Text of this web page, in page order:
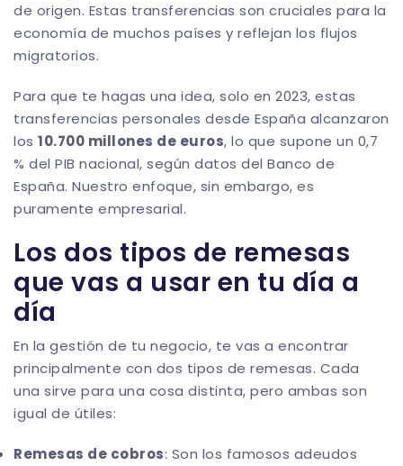
de origen. Estas transferencias son cruciales para la
economía de muchos países y reflejan los flujos
migratorios.
Para que te hagas una idea, solo en 2023, estas
transferencias personales desde España alcanzaron
los 10.700 millones de euros, lo que supone un 0,7
% del PIB nacional, según datos del Banco de
España. Nuestro enfoque, sin embargo, es
puramente empresarial.
Los dos tipos de remesas
que vas a usar en tu día a
día
En la gestión de tu negocio, te vas a encontrar
principalmente con dos tipos de remesas. Cada
una sirve para una cosa distinta, pero ambas son
igual de útiles:
Remesas de cobros: Son los famosos adeudos